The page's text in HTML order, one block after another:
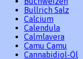
Bullrich Salz
Calcium
Calendula
Calmlavera
Camu Camu
Cannabidiol-Öl